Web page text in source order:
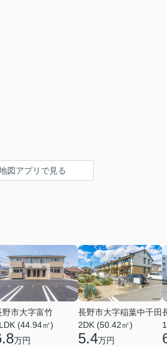
図アプリで見る
野市大字富竹
(44.94㎡)
万円
長野市大字稲葉中千田
2DK (50.42㎡)
5.4万円